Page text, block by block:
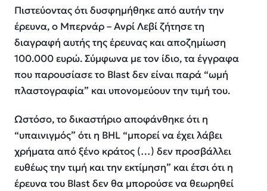
Πιστεύοντας ότι δυσφημήθηκε από αυτήν την
έρευνα, ο Μπερνάρ – Ανρί Λεβί ζήτησε τη
διαγραφή αυτής της έρευνας και αποζημίωση
100.000 ευρώ. Σύμφωνα με τον ίδιο, τα έγγραφα
που παρουσίασε το Blast δεν είναι παρά “ωμή
πλαστογραφία” και υπονομεύουν την τιμή του.
Ωστόσο, το δικαστήριο αποφάνθηκε ότι η
“υπαινιγμός” ότι η BHL “μπορεί να έχει λάβει
χρήματα από ξένο κράτος (…) δεν προσβάλλει
ευθέως την τιμή και την εκτίμηση” και έτσι ότι η
έρευνα του Blast δεν θα μπορούσε να θεωρηθεί